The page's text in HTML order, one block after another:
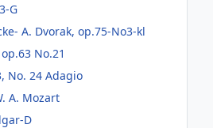
G
A. Dvorak, op.75-No3-kl
No.21
No. 24 Adagio
A. Mozart
D